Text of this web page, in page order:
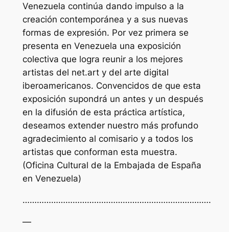
Venezuela continúa dando impulso a la
creación contemporánea y a sus nuevas
formas de expresión. Por vez primera se
presenta en Venezuela una exposición
colectiva que logra reunir a los mejores
artistas del net.art y del arte digital
iberoamericanos. Convencidos de que esta
exposición supondrá un antes y un después
en la difusión de esta práctica artística,
deseamos extender nuestro más profundo
agradecimiento al comisario y a todos los
artistas que conforman esta muestra.
(Oficina Cultural de la Embajada de España
en Venezuela)
…………………………………………………………………….
—